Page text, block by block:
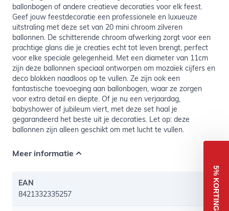
ballonbogen of andere creatieve decoraties voor elk feest.
Geef jouw feestdecoratie een professionele en luxueuze
uitstraling met deze set van 20 mini chroom zilveren
ballonnen. De schitterende chroom afwerking zorgt voor een
prachtige glans die je creaties echt tot leven brengt, perfect
voor elke speciale gelegenheid. Met een diameter van 11cm
zijn deze ballonnen speciaal ontworpen om mozaïek cijfers en
deco blokken naadloos op te vullen. Ze zijn ook een
fantastische toevoeging aan ballonbogen, waar ze zorgen
voor extra detail en diepte. Of je nu een verjaardag,
babyshower of jubileum viert, met deze set haal je
gegarandeerd het beste uit je decoraties. Let op: deze
ballonnen zijn alleen geschikt om met lucht te vullen.
Meer informatie
EAN
8421332335257
5% KORTING